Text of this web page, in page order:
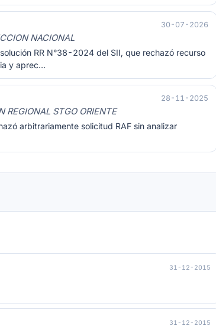
30-07-2026
NACIONAL
RR N°38-2024 del SII, que rechazó recurso
y aprec…
28-11-2025
REGIONAL STGO ORIENTE
arbitrariamente solicitud RAF sin analizar
31-12-2015
31-12-2015